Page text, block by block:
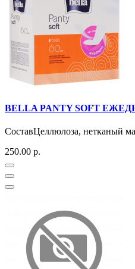
BELLA PANTY SOFT
СоставЦеллюлоза, нетканый
250.00 р.